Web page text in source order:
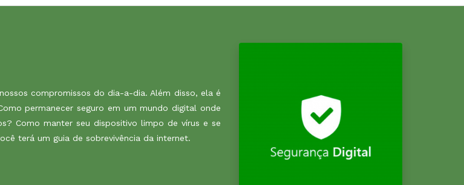
compromissos do dia-a-dia. Além disso, ela é
permanecer seguro em um mundo digital onde
Como manter seu dispositivo limpo de vírus e se
terá um guia de sobrevivência da internet.